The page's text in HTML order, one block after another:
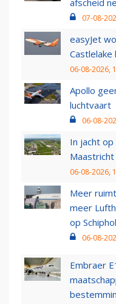
afscheid
07-08-
easyJet
Castlelake
06-08-2026,
Apollo
luchtvaart
06-08-
In jacht
Maastricht
06-08-2026,
Meer
meer
op Schiphol
06-08-
Embraer